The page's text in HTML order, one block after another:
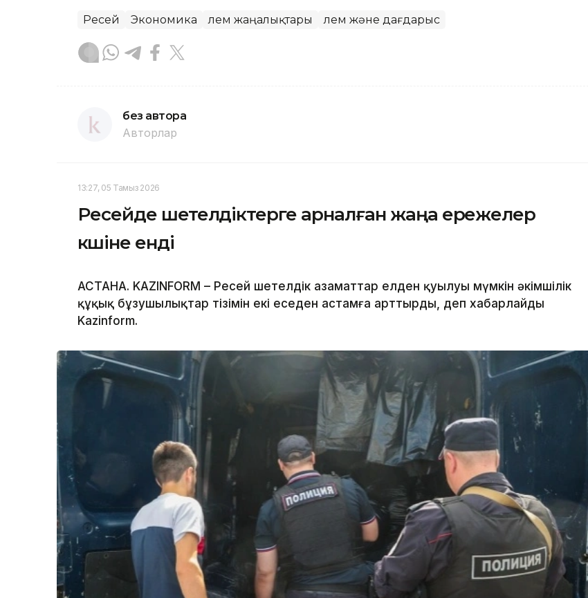
Ресей Экономика Әлем жаңалықтары Әлем және дағдарыс
без автора
Авторлар
13:27, 05 Тамыз 2026
Ресейде шетелдіктерге арналған жаңа ережелер
күшіне енді
АСТАНА. KAZINFORM – Ресей шетелдік азаматтар елден қуылуы мүмкін әкімшілік
құқық бұзушылықтар тізімін екі еседен астамға арттырды, деп хабарлайды
Kazinform.